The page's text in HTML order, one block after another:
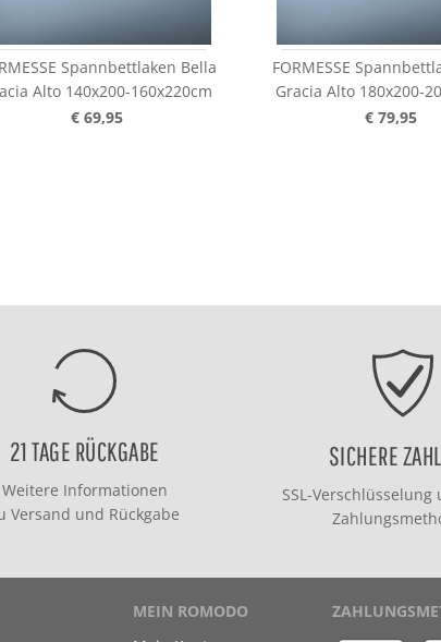
Spannbettlaken Bella
Alto 140x200-160x220cm
€ 69,95
FORMESSE
Gracia Alto 180x200-
€ 79,95
21 TAGE RÜCKGABE
Weitere Informationen
Versand und Rückgabe
SICHERE
SSL-Verschlüsselung
MEIN ROMODO